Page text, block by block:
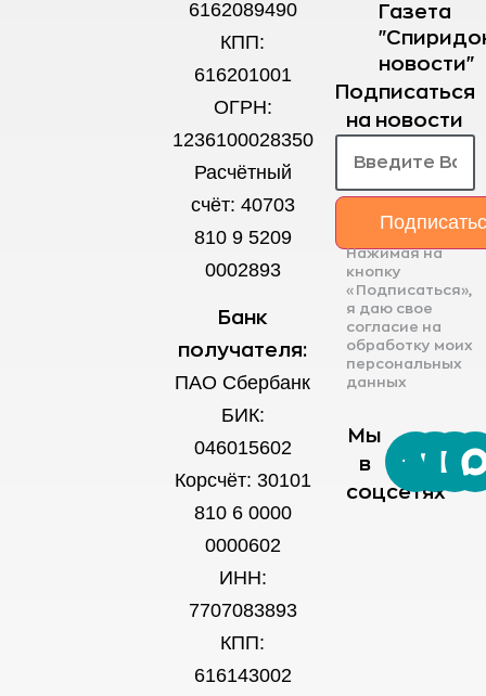
6162089490
КПП:
616201001
ОГРН:
1236100028350
Расчётный
счёт: 40703
810 9 5209
0002893
Банк
получателя:
ПАО Сбербанк
БИК:
046015602
Корсчёт: 30101
810 6 0000
0000602
ИНН:
7707083893
КПП:
616143002
Газета
новости"
Подписаться
на новости
Нажимая на
кнопку
«Подписаться»,
я даю свое
согласие на
обработку моих
персональных
данных
Мы
в
соцсетях